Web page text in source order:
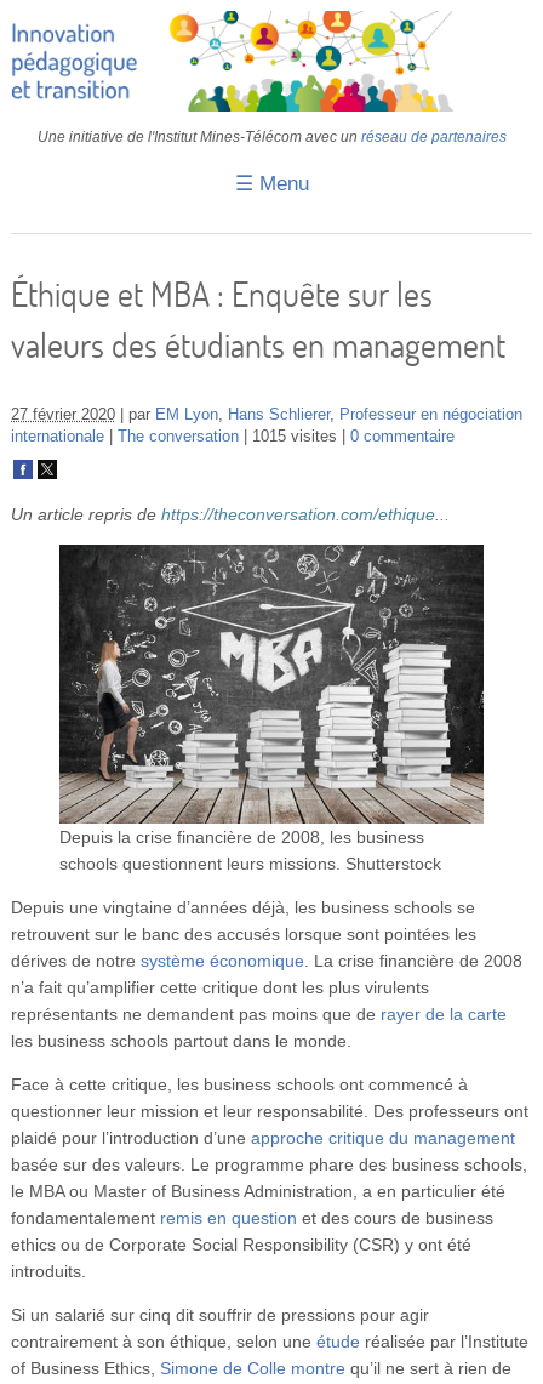
Une initiative de l'Institut Mines-Télécom avec un réseau de partenaires
☰ Menu
Retours d’expériences
IA
Colloques
Vidéos
S’inscrire
Se connecter
Éthique et MBA : Enquête sur les
valeurs des étudiants en management
27 février 2020 par EM Lyon, Hans Schlierer,
Professeur en négociation
internationale
The conversation 1015 visites 0 commentaire
Un article repris de https://theconversation.com/ethique...
Depuis la crise financière de 2008, les business
schools questionnent leurs missions. Shutterstock
Depuis une vingtaine d’années déjà, les business schools se
retrouvent sur le banc des accusés lorsque sont pointées les
dérives de notre système économique. La crise financière de 2008
n’a fait qu’amplifier cette critique dont les plus virulents
représentants ne demandent pas moins que de rayer de la carte
les business schools partout dans le monde.
Face à cette critique, les business schools ont commencé à
questionner leur mission et leur responsabilité. Des professeurs ont
plaidé pour l’introduction d’une approche critique du management
basée sur des valeurs. Le programme phare des business schools,
le MBA ou Master of Business Administration, a en particulier été
fondamentalement remis en question et des cours de business
ethics ou de Corporate Social Responsibility (CSR) y ont été
introduits.
Si un salarié sur cinq dit souffrir de pressions pour agir
contrairement à son éthique, selon une étude réalisée par l’Institute
of Business Ethics, Simone de Colle montre qu’il ne sert à rien de